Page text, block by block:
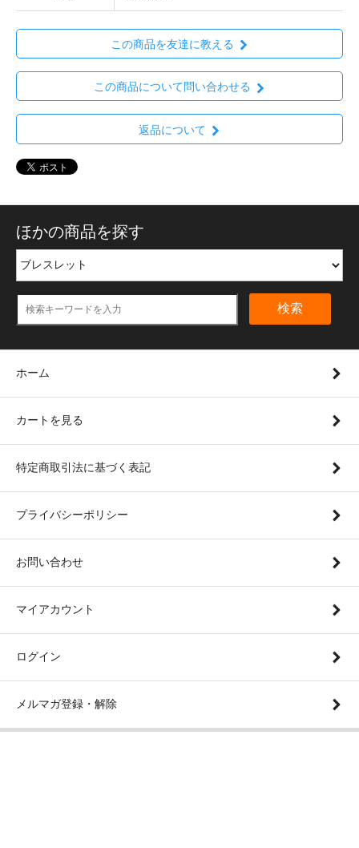
この商品を友達に教える
この商品について問い合わせる
返品について
ほかの商品を探す
検索
ホーム
カートを見る
特定商取引法に基づく表記
プライバシーポリシー
お問い合わせ
マイアカウント
ログイン
メルマガ登録・解除